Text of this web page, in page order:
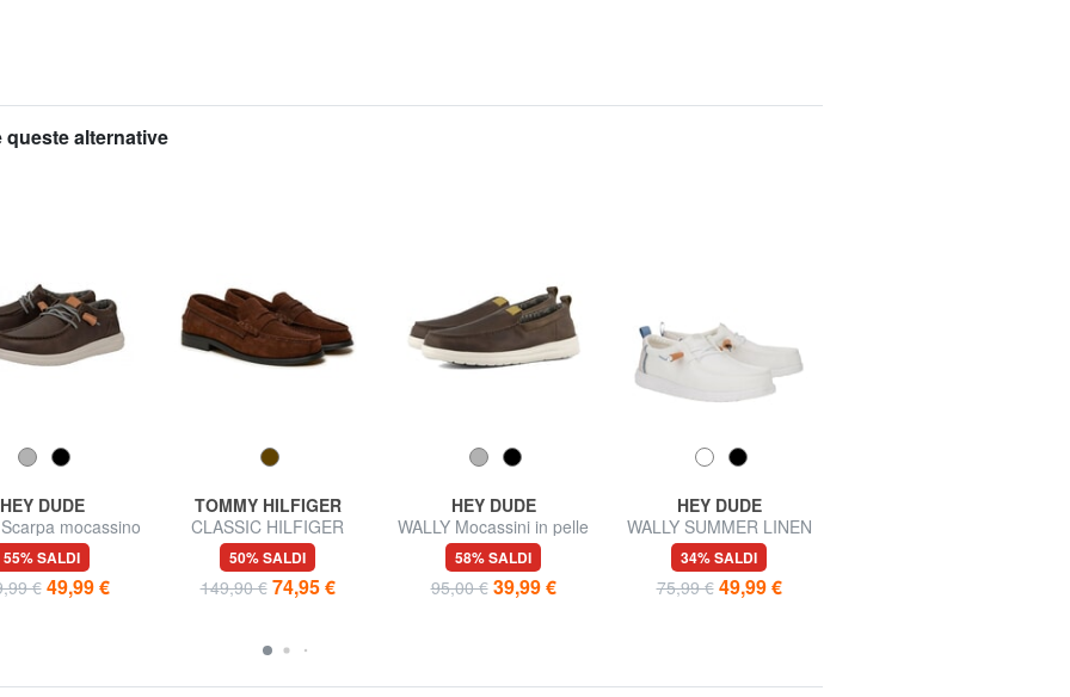
alternative
HEY DUDE
mocassino
in pelle
55% SALDI
€ 49,99 €
TOMMY HILFIGER
CLASSIC HILFIGER
Mocassini in pelle suede
50% SALDI
149,90 € 74,95 €
HEY DUDE
WALLY Mocassini in pelle
58% SALDI
95,00 € 39,99 €
HEY DUDE
WALLY SUMMER LINEN
Mocassini
34% SALDI
75,99 € 49,99 €